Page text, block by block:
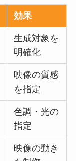
効果
生成対象を
明確化
映像の質感
を指定
色調・光の
指定
映像の動き